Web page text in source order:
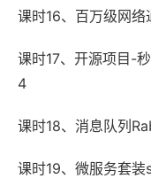
课时16、百万级网
课时17、开源项目-
4
课时18、消息队列
课时19、微服务套